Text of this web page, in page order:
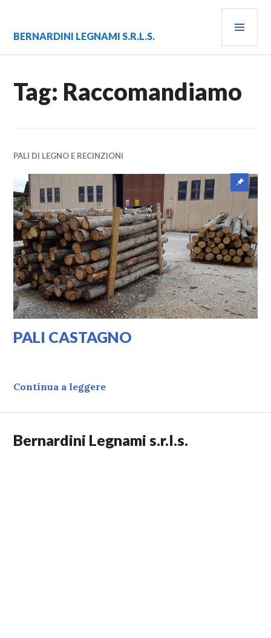
contenuto
BERNARDINI LEGNAMI S.R.L.S.
Tag: Raccomandiamo
PALI DI LEGNO E RECINZIONI
PALI CASTAGNO
Continua a leggerePALI CASTAGNO
Bernardini Legnami s.r.l.s.